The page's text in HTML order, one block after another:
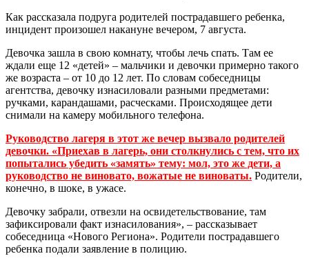
Как рассказала подруга родителей пострадавшего ребенка,
инцидент произошел накануне вечером, 7 августа.
Девочка зашла в свою комнату, чтобы лечь спать. Там ее
ждали еще 12 «детей» – мальчики и девочки примерно такого
же возраста – от 10 до 12 лет. По словам собеседницы
агентства, девочку изнасиловали разными предметами:
ручками, карандашами, расческами. Происходящее дети
снимали на камеру мобильного телефона.
Руководство лагеря в этот же вечер вызвало родителей
девочки. «Приехав в лагерь, они столкнулись с тем, что их
попытались убедить «замять» тему: мол, это же дети, а
руководство не виновато, вожатые не виноваты. Родители,
конечно, в шоке, в ужасе.
Девочку забрали, отвезли на освидетельствование, там
зафиксировали факт изнасилования», – рассказывает
собеседница «Нового Региона». Родители пострадавшего
ребенка подали заявление в полицию.